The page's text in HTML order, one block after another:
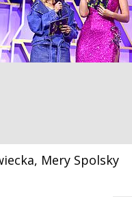
Mery Spolsky